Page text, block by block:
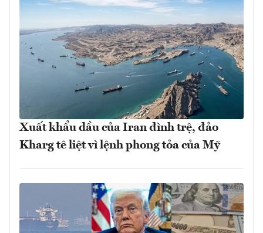
Xuất khẩu dầu của Iran đình trệ, đảo
Kharg tê liệt vì lệnh phong tỏa của Mỹ